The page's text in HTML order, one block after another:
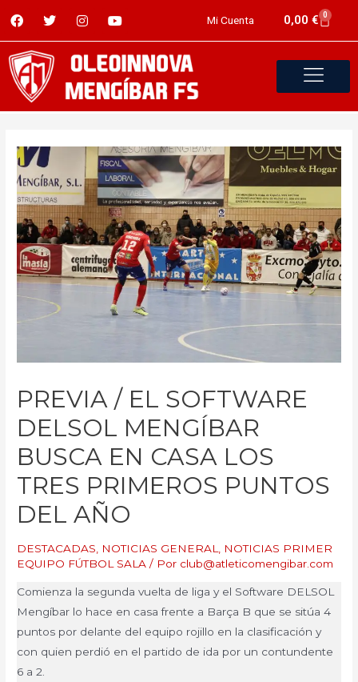
Mi Cuenta 0,00 € 0
PREVIA / EL SOFTWARE
DELSOL MENGÍBAR
BUSCA EN CASA LOS
TRES PRIMEROS PUNTOS
DEL AÑO
DESTACADAS NOTICIAS GENERAL
NOTICIAS PRIMER
EQUIPO FÚTBOL SALA / Por club@atleticomengibar.com
Comienza la segunda vuelta de liga y el Software DELSOL
Mengíbar lo hace en casa frente a Barça B que se sitúa 4
puntos por delante del equipo rojillo en la clasificación y
con quien perdió en el partido de ida por un contundente
6 a 2.